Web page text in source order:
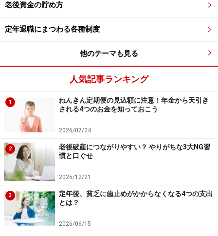
参照：厚生労働省 令和2年度「生涯医療費」（男女計）
厚生労働省の資料令和2年度「生涯医療費」
によれば、
日本人が一生のうちに使う医療費の総額を示す「生涯医
療費」は、「2700万円」。そのうち、70歳以上が半分を
占めます。
つまり、70歳以降にかかる医療費は約1350万円となりま
す。しかし、実際には公的医療保険に加入しているの
で、自己負担額はこの医療費のうち1～3割（個々の所得
などによる）となります。そのため70歳以降にかかる医
療費は135万～405万円が目安となります。
もし、70歳代まで貯められるお金が500万円前後かもし
れないという場合は「健康寿命」を伸ばすことを、心掛
けることで医療費という大きな支出を減らすことが可能
老後資金の貯め方
定年退職にまつわる各種制度
他のテーマも見る
人気記事ランキング
1
ねんきん定期便の見込額に注意！年金から天引き
される4つのお金を知っておこう
2026/07/24
2
老後破産につながりやすい？ やりがちな3大NG習
慣と口ぐせ
2025/12/21
3
定年後、貧乏に歯止めがかからなくなる4つの支出
とは？
2026/06/15